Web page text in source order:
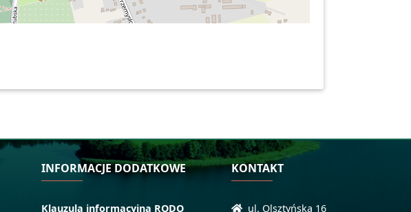
INFORMACJE DODATKOWE
Klauzula informacyjna RODO
KONTAKT
ul. Olsztyńska 16